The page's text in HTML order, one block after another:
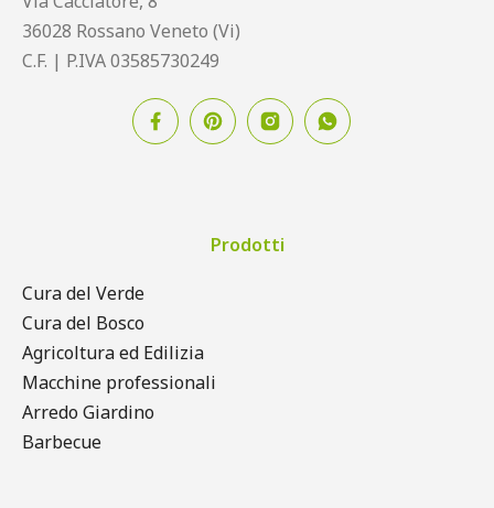
36028 Rossano Veneto (Vi)
C.F. | P.IVA 03585730249
Prodotti
Cura del Verde
Cura del Bosco
Agricoltura ed Edilizia
Macchine professionali
Arredo Giardino
Barbecue